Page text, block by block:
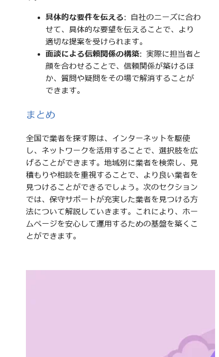
具体的な要件を伝える: 自社のニーズに合わ
せて、具体的な要望を伝えることで、より
適切な提案を受けられます。
面談による信頼関係の構築: 実際に担当者と
顔を合わせることで、信頼関係が築けるほ
か、質問や疑問をその場で解消することが
できます。
まとめ
全国で業者を探す際は、インターネットを駆使
し、ネットワークを活用することで、選択肢を広
げることができます。地域別に業者を検索し、見
積もりや相談を重視することで、より良い業者を
見つけることができるでしょう。次のセクション
では、保守サポートが充実した業者を見つける方
法について解説していきます。これにより、ホー
ムページを安心して運用するための基盤を築くこ
とができます。